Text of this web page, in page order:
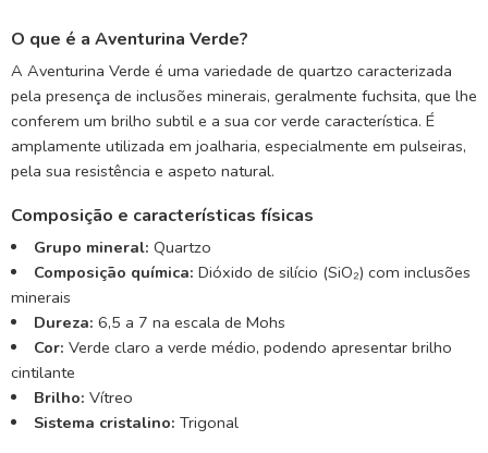
O que é a Aventurina Verde?
A Aventurina Verde é uma variedade de quartzo caracterizada
pela presença de inclusões minerais, geralmente fuchsita, que lhe
conferem um brilho subtil e a sua cor verde característica. É
amplamente utilizada em joalharia, especialmente em pulseiras,
pela sua resistência e aspeto natural.
Composição e características físicas
Grupo mineral: Quartzo
Composição química: Dióxido de silício (SiO₂) com inclusões
minerais
Dureza: 6,5 a 7 na escala de Mohs
Cor: Verde claro a verde médio, podendo apresentar brilho
cintilante
Brilho: Vítreo
Sistema cristalino: Trigonal